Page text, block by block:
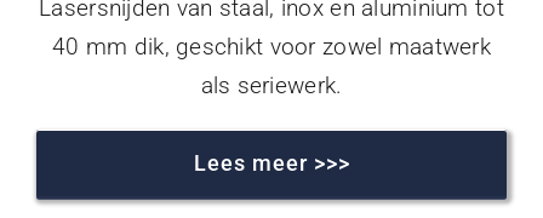
Lasersnijden van staal, inox en aluminium tot
40 mm dik, geschikt voor zowel maatwerk
als seriewerk.
Lees meer >>>